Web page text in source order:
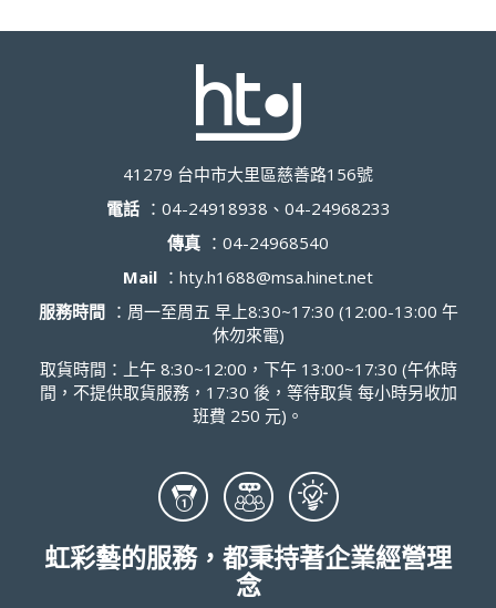
41279 台中市大里區慈善路156號
電話 ： 04-24918938、04-24968233
傳真 ： 04-24968540
Mail ： hty.h1688@msa.hinet.net
服務時間 ：周一至周五 早上8:30~17:30 (12:00-13:00 午
休勿來電)
取貨時間：上午 8:30~12:00，下午 13:00~17:30 (午休時
間，不提供取貨服務，17:30 後，等待取貨 每小時另收加
班費 250 元)。
虹彩藝的服務，都秉持著企業經營理
念